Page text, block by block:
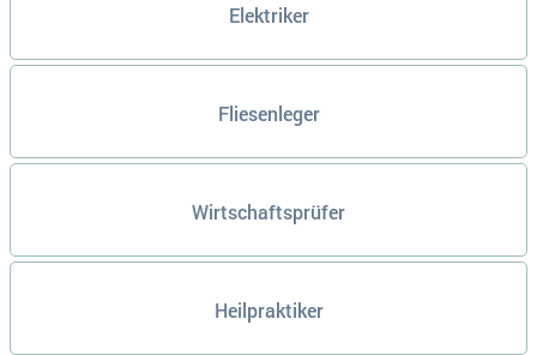
Elektriker
Fliesenleger
Wirtschaftsprüfer
Heilpraktiker